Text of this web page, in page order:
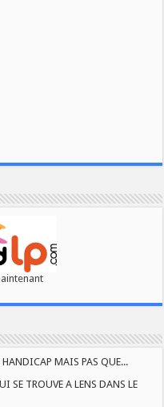
MAIS PAS QUE...
SE TROUVE A LENS DANS LE